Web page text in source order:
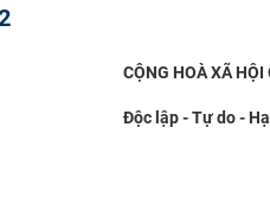
CỘNG HOÀ XÃ
Độc lập - Tự do -